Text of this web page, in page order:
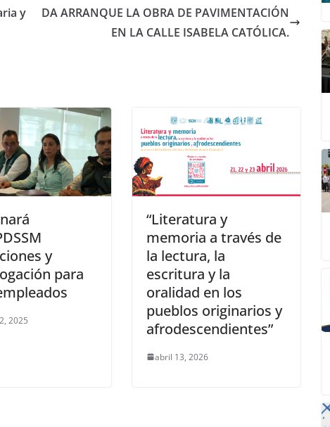
y
DA ARRANQUE LA OBRA DE PAVIMENTACIÓN
EN LA CALLE ISABELA CATÓLICA.
y
para
2025
“Literatura y
memoria a través de
la lectura, la
escritura y la
oralidad en los
pueblos originarios y
afrodescendientes”
abril 13, 2026